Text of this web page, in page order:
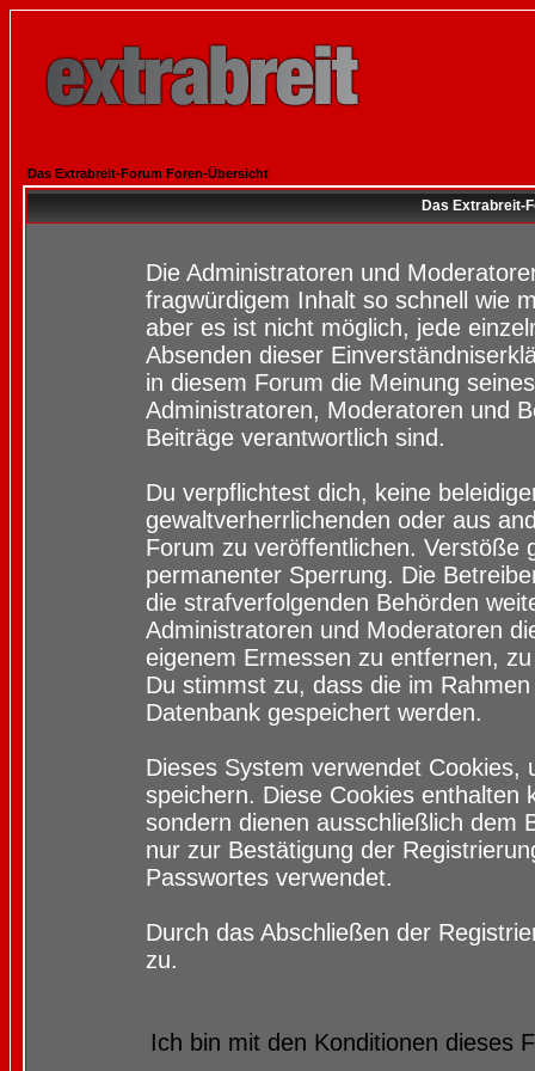
Das Extrabreit-Forum Foren-Übersicht
Das Extrabreit-
Die Administratoren und
fragwürdigem Inhalt so schnell wie
aber es ist nicht möglich, jede
Absenden dieser
in diesem Forum die Meinung
Administratoren, Moderatoren und
Beiträge verantwortlich sind.
Du verpflichtest dich, keine
gewaltverherrlichenden oder aus
Forum zu veröffentlichen. Verstöße
permanenter Sperrung. Die
die strafverfolgenden Behörden
Administratoren und Moderatoren
eigenem Ermessen zu entfernen,
Du stimmst zu, dass die im
Datenbank gespeichert werden.
Dieses System verwendet
speichern. Diese Cookies enthalten
sondern dienen ausschließlich dem
nur zur Bestätigung der
Passwortes verwendet.
Durch das Abschließen der
zu.
Ich bin mit den Konditionen dieses